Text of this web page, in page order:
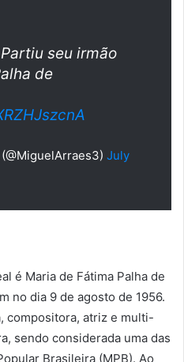
seu irmão
de
July
é Maria de Fátima Palha de
no dia 9 de agosto de 1956.
compositora, atriz e multi-
sendo considerada uma das
Brasileira (MPB). Ao